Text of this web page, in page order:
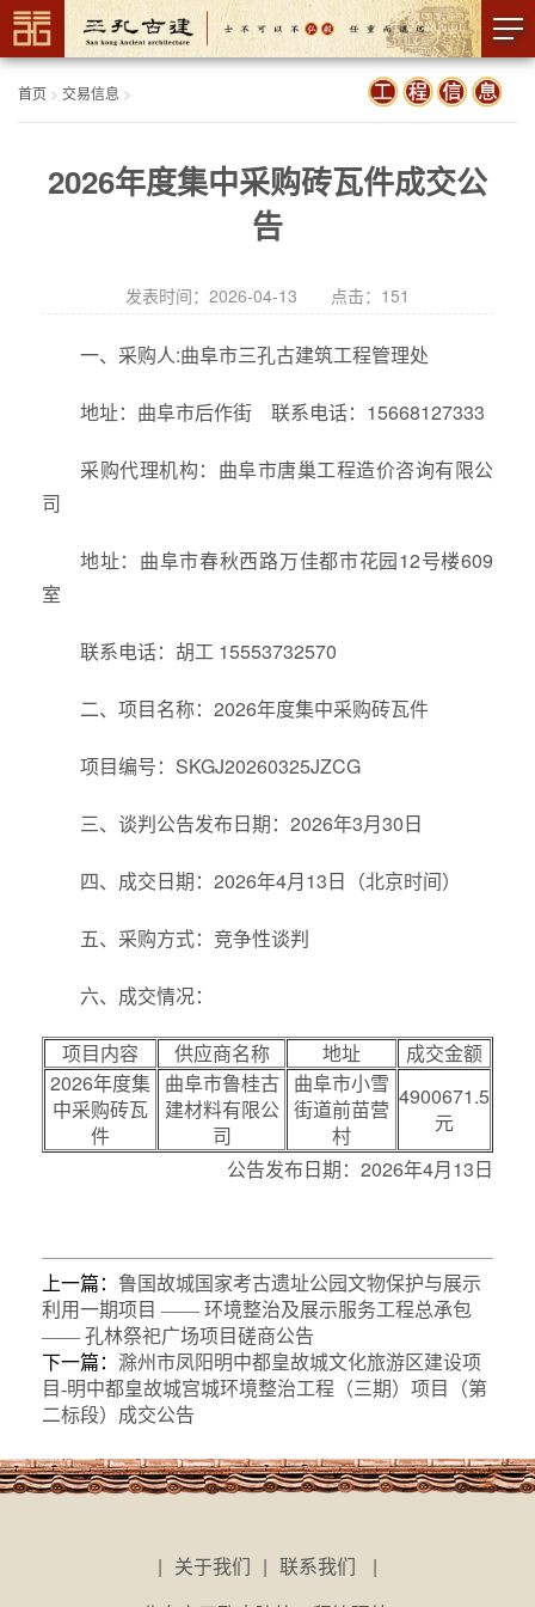
首页 > 交易信息 >
2026年度集中采购砖瓦件成交公
告
发表时间：2026-04-13 点击： 151
一、采购人:曲阜市三孔古建筑工程管理处
地址：曲阜市后作街 联系电话：15668127333
采购代理机构：曲阜市唐巢工程造价咨询有限公
司
地址：曲阜市春秋西路万佳都市花园12号楼609
室
联系电话：胡工 15553732570
二、项目名称：2026年度集中采购砖瓦件
项目编号：SKGJ20260325JZCG
三、谈判公告发布日期：2026年3月30日
四、成交日期：2026年4月13日（北京时间）
五、采购方式：竞争性谈判
六、成交情况：
项目内容 供应商名称 地址
成交金额
2026年度集
中采购砖瓦
件
曲阜市鲁桂古
建材料有限公
司
曲阜市小雪
街道前苗营
村
4900671.5
元
公告发布日期：2026年4月13日
上一篇： 鲁国故城国家考古遗址公园文物保护与展示
利用一期项目 —— 环境整治及展示服务工程总承包
—— 孔林祭祀广场项目磋商公告
下一篇： 滁州市凤阳明中都皇故城文化旅游区建设项
目-明中都皇故城宫城环境整治工程（三期）项目（第
二标段）成交公告
| 关于我们 | 联系我们
|